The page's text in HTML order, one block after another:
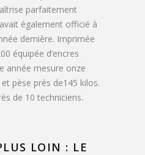
parfaitement
également officié à
dernière. Imprimée
équipée d’encres
année mesure onze
pèse près de145 kilos.
de 10 techniciens.
LOIN : LE